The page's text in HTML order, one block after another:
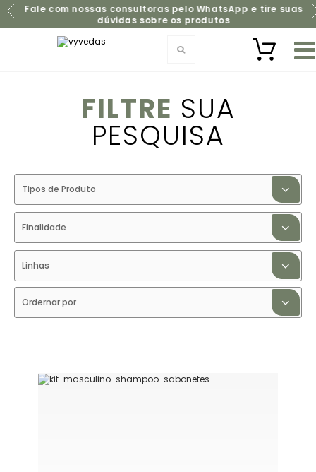
Fale com nossas consultoras peloWhatsApp e tire suas
dúvidas sobre os produtos
FILTRE SUA
PESQUISA
Tipos de Produto
Finalidade
Linhas
Ordernar por